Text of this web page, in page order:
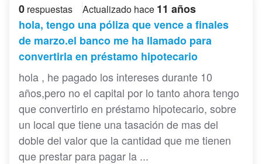
0 respuestas Actualizado hace 11 años
hola, tengo una póliza que vence a finales
de marzo.el banco me ha llamado para
convertirla en préstamo hipotecario
hola , he pagado los intereses durante 10
años,pero no el capital por lo tanto ahora tengo
que convertirlo en préstamo hipotecario, sobre
un local que tiene una tasación de mas del
doble del valor que la cantidad que me tienen
que prestar para pagar la ...